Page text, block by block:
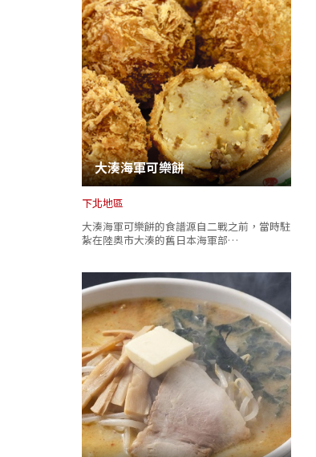
大湊海軍可樂餅
下北地區
大湊海軍可樂餅的食譜源自二戰之前，當時駐
紮在陸奧市大湊的舊日本海軍部…